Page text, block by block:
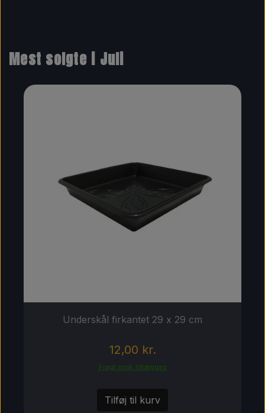
Mest solgte i Juli
Underskål firkantet 29 x 29 cm
12,00 kr.
Fragt omk. tillægges
Tilføj til kurv